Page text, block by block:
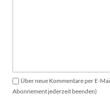
Über neue Kommentare per E-
Abonnement jederzeit beenden)